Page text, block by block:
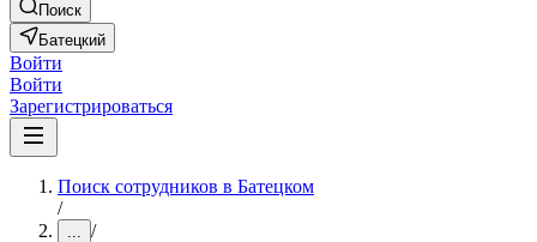
Поиск
Батецкий
Войти
Войти
Зарегистрироваться
Поиск сотрудников в Батецком
/
... /